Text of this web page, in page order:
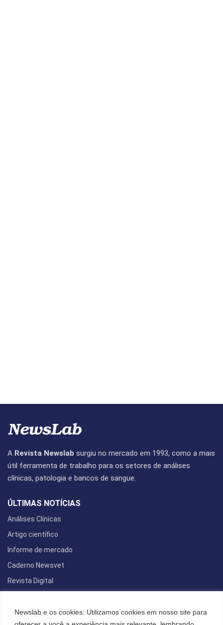
Newslab e os cookies: Utilizamos cookies em nosso site para
A Revista Newslab surgiu no mercado em 1993, como a mais
útil ferramenta de trabalho para os setores de análises
clínicas, patologia e bancos de sangue.
ÚLTIMAS NOTÍCIAS
Análises Clínicas
Artigo científico
Informe de mercado
Caderno Newsvet
Revista Digital